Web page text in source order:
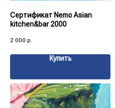
Сертификат Nemo Asian
kitchen&bar 2000
2 000 р.
Купить